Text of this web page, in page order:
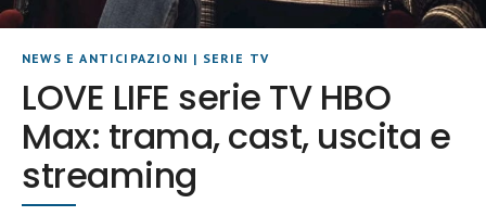
NEWS E ANTICIPAZIONI | SERIE TV
LOVE LIFE serie TV HBO
Max: trama, cast, uscita e
streaming